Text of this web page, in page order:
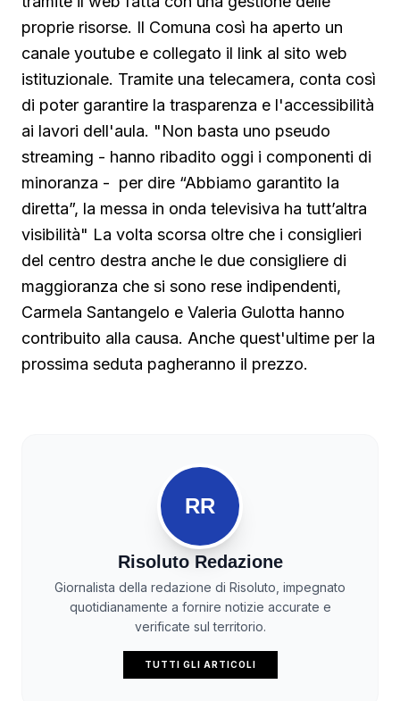
proprie risorse. Il Comuna così ha aperto un
canale youtube e collegato il link al sito web
istituzionale. Tramite una telecamera, conta così
di poter garantire la trasparenza e l'accessibilità
ai lavori dell'aula. "Non basta uno pseudo
streaming - hanno ribadito oggi i componenti di
minoranza - per dire “Abbiamo garantito la
diretta”, la messa in onda televisiva ha tutt’altra
visibilità" La volta scorsa oltre che i consiglieri
del centro destra anche le due consigliere di
maggioranza che si sono rese indipendenti,
Carmela Santangelo e Valeria Gulotta hanno
contribuito alla causa. Anche quest'ultime per la
prossima seduta pagheranno il prezzo.
RR
Risoluto Redazione
Giornalista della redazione di Risoluto, impegnato
quotidianamente a fornire notizie accurate e
verificate sul territorio.
TUTTI GLI ARTICOLI